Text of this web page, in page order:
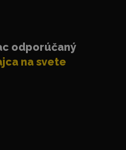
odporúčaný
na svete